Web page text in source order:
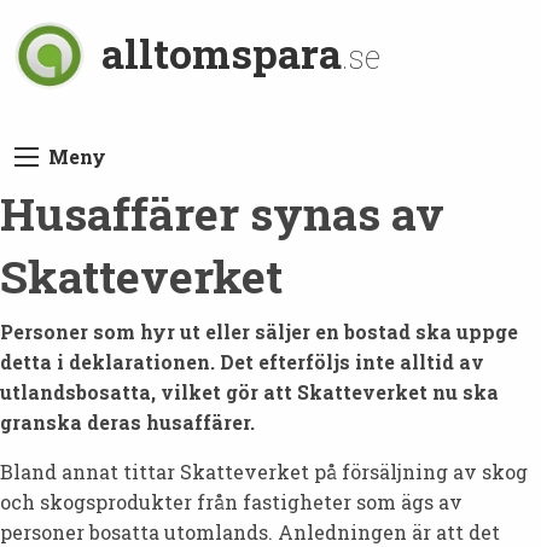
alltomspara.se
Meny
Husaffärer synas av
Skatteverket
Personer som hyr ut eller säljer en bostad ska uppge
detta i deklarationen. Det efterföljs inte alltid av
utlandsbosatta, vilket gör att Skatteverket nu ska
granska deras husaffärer.
Bland annat tittar Skatteverket på försäljning av skog
och skogsprodukter från fastigheter som ägs av
personer bosatta utomlands. Anledningen är att det